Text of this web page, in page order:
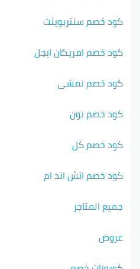
كود خصم سنتربوينت
كود خصم امريكان ايجل
كود خصم نمشي
كود خصم نون
كود خصم كل
كود خصم اتش اند ام
جميع المتاجر
عروض